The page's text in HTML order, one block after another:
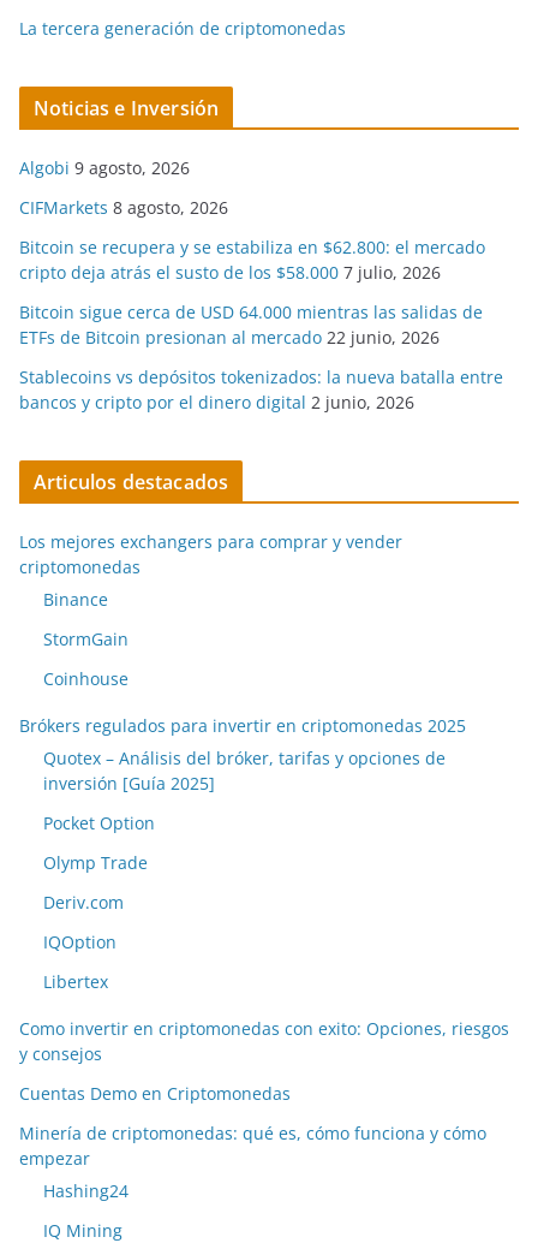
La tercera generación de criptomonedas
Noticias e Inversión
Algobi 9 agosto, 2026
CIFMarkets 8 agosto, 2026
Bitcoin se recupera y se estabiliza en $62.800: el mercado
cripto deja atrás el susto de los $58.000 7 julio, 2026
Bitcoin sigue cerca de USD 64.000 mientras las salidas de
ETFs de Bitcoin presionan al mercado 22 junio, 2026
Stablecoins vs depósitos tokenizados: la nueva batalla entre
bancos y cripto por el dinero digital 2 junio, 2026
Articulos destacados
Los mejores exchangers para comprar y vender
criptomonedas
Binance
StormGain
Coinhouse
Brókers regulados para invertir en criptomonedas 2025
Quotex – Análisis del bróker, tarifas y opciones de
inversión [Guía 2025]
Pocket Option
Olymp Trade
Deriv.com
IQOption
Libertex
Como invertir en criptomonedas con exito: Opciones, riesgos
y consejos
Cuentas Demo en Criptomonedas
Minería de criptomonedas: qué es, cómo funciona y cómo
empezar
Hashing24
IQ Mining